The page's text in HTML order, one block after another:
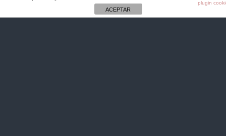
plugin
ACEPTAR